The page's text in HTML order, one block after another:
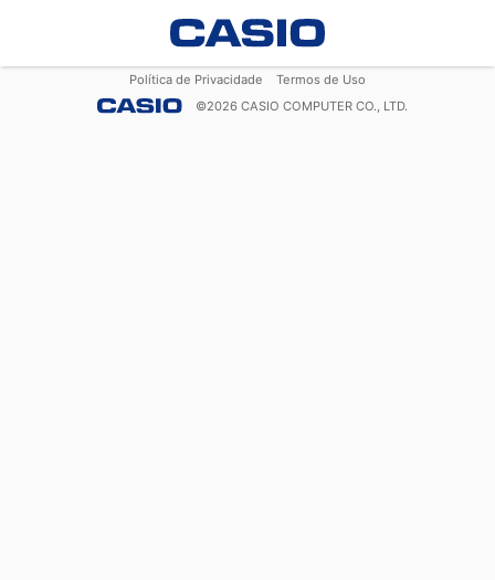
Política de Privacidade
Termos de Uso
©2026 CASIO COMPUTER CO., LTD.